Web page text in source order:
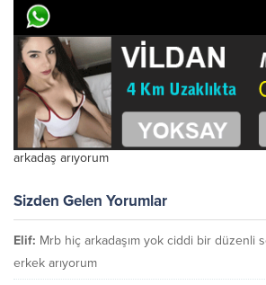
arkadaş arıyorum
Sizden Gelen Yorumlar
Elif: Mrb hiç arkadaşım yok ciddi bir düzenli
erkek arıyorum